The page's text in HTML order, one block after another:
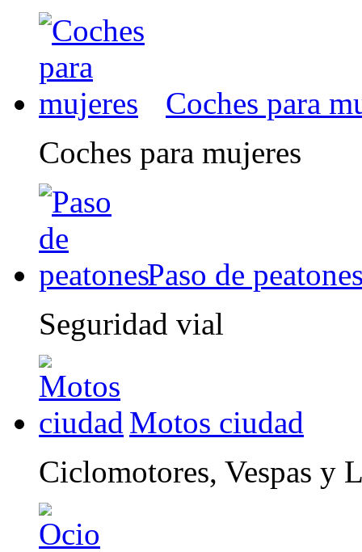
Coches para
Coches para mujeres
Paso de
Seguridad vial
Motos ciudad
Ciclomotores, Vespas y